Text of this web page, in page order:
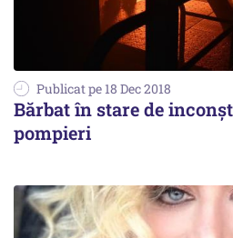
Publicat pe 18 Dec 2018
Bărbat în stare de
pompieri